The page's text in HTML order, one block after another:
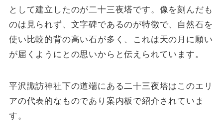
として建立したのが二十三夜塔です。像を刻んだも
のは見られず、文字碑であるのが特徴で、自然石を
使い比較的背の高い石が多く、これは天の月に願い
が届くようにとの思いからと伝えられています。
平沢諏訪神社下の道端にある二十三夜塔はこのエリ
アの代表的なものであり案内板で紹介されていま
す。